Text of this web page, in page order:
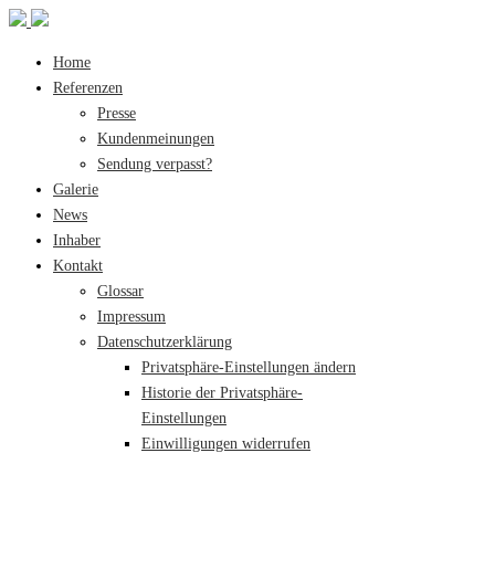
Home
Referenzen
Presse
Kundenmeinungen
Sendung verpasst?
Galerie
News
Inhaber
Kontakt
Glossar
Impressum
Datenschutzerklärung
Privatsphäre-Einstellungen ändern
Historie der Privatsphäre-
Einstellungen
Einwilligungen widerrufen